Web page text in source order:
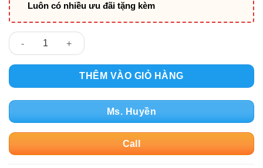
Luôn có nhiều ưu đãi tặng kèm
Tủ văn phòng/Tủ tài liệu/tủ hồ sơ sắt CAT15F số lượng
THÊM VÀO GIỎ HÀNG
Ms. Huyền
Call